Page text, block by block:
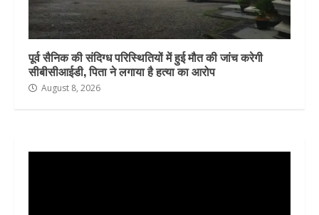
पूर्व सैनिक की संदिग्ध परिस्थितियों में हुई मौत की जांच करेगी
सीबीसीआईडी, पिता ने लगाया है हत्या का आरोप
August 8, 2026